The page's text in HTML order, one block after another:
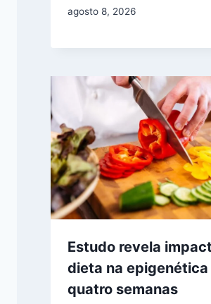
agosto 8, 2026
Estudo revela
dieta na epigenética
quatro semanas